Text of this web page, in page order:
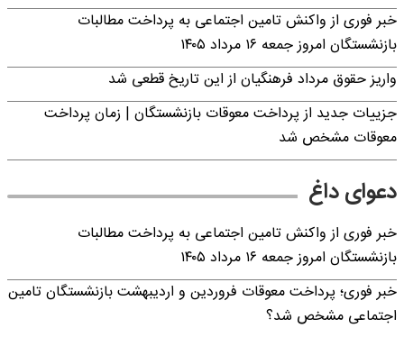
خبر فوری از واکنش تامین اجتماعی به پرداخت مطالبات
بازنشستگان امروز جمعه ۱۶ مرداد ۱۴۰۵
واریز حقوق مرداد فرهنگیان از این تاریخ قطعی شد
جزییات جدید از پرداخت معوقات بازنشستگان | زمان پرداخت
معوقات مشخص شد
دعوای داغ
خبر فوری از واکنش تامین اجتماعی به پرداخت مطالبات
بازنشستگان امروز جمعه ۱۶ مرداد ۱۴۰۵
خبر فوری؛ پرداخت معوقات فروردین و اردیبهشت بازنشستگان تامین
اجتماعی مشخص شد؟